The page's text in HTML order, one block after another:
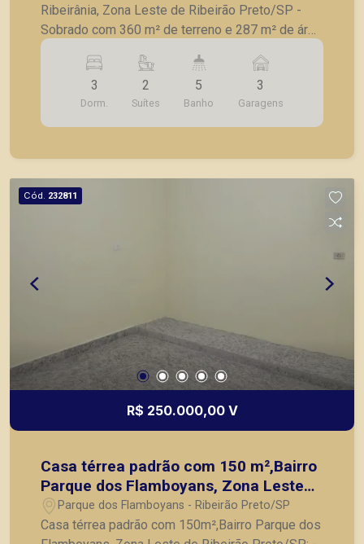
Ribeirânia, Zona Leste de Ribeirão Preto/SP -
Sobrado com 360 m² de terreno e 287 m² de área
construída; - 03 quartos, sendo 02 suítes (01
suite tem closet); - Escritório; - Sala para 02
ambientes; - 05 banheiros; - Cozinha; - Despensa;
- Corredor lateral; - Área de serviço; - Área
gourmet com churrasqueira; - Piscina; -
agilidade e segurança, em locação, vendas de
imóveis prontos, usados ou mesmo nos
3
Dorm.
2
Suítes
5
Banho
3
Garagens
Cód. 232811
R$ 250.000,00 V
Casa térrea padrão com 150 m²,Bairro
Parque dos Flamboyans, Zona Leste
de Ribeirão Preto/SP:
Parque dos Flamboyans - Ribeirão Preto/SP
Casa térrea padrão com 150m²,Bairro Parque dos